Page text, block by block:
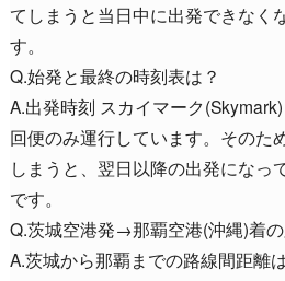
てしまうと当日中に出発できなく
す。
Q.始発と最終の時刻表は？
A.出発時刻 スカイマーク
回便のみ運行しています。そのた
しまうと、翌日以降の出発になっ
です。
Q.茨城空港発→那覇空港(沖縄)着
A.茨城から那覇までの路線間距離